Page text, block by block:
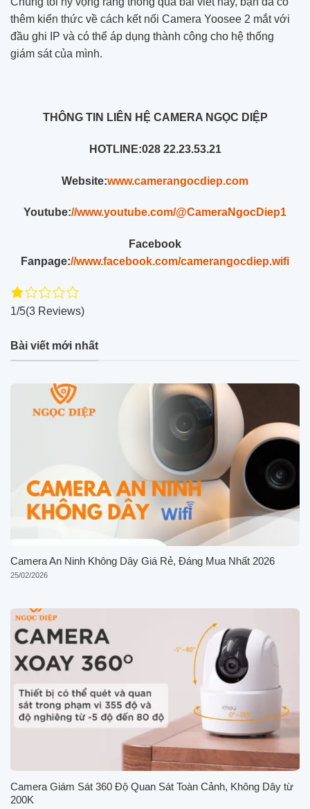
thêm kiến thức về cách kết nối Camera Yoosee 2 mắt với
đầu ghi IP và có thể áp dụng thành công cho hệ thống
giám sát của mình.
THÔNG TIN LIÊN HỆ CAMERA NGỌC DIỆP
HOTLINE:028 22.23.53.21
Website:www.camerangocdiep.com
Youtube://www.youtube.com/@CameraNgocDiep1
Facebook
Fanpage://www.facebook.com/camerangocdiep.wifi
1/5(3 Reviews)
Bài viết mới nhất
Camera An Ninh Không Dây Giá Rẻ, Đáng Mua Nhất 2026
25/02/2026
Camera Giám Sát 360 Độ Quan Sát Toàn Cảnh, Không Dây từ
200K